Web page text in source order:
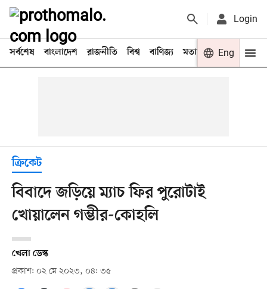
Login
সর্বশেষ বাংলাদেশ রাজনীতি বিশ্ব বাণিজ্য মতামত খেলা
Eng
ক্রিকেট
বিবাদে জড়িয়ে ম্যাচ ফির পুরোটাই
খোয়ালেন গম্ভীর-কোহলি
খেলা ডেস্ক
প্রকাশ: ০২ মে ২০২৩, ০৪: ৩৫